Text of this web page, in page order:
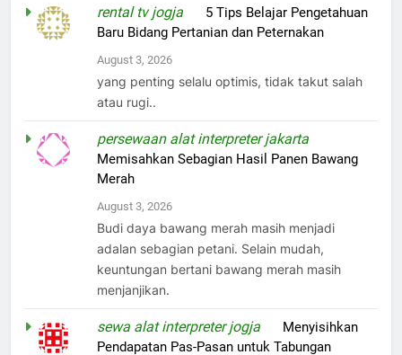
rental tv jogja
5 Tips Belajar Pengetahuan
Baru Bidang Pertanian dan Peternakan
August 3, 2026
yang penting selalu optimis, tidak takut salah
atau rugi..
persewaan alat interpreter jakarta
Memisahkan Sebagian Hasil Panen Bawang
Merah
August 3, 2026
Budi daya bawang merah masih menjadi
adalan sebagian petani. Selain mudah,
keuntungan bertani bawang merah masih
menjanjikan.
sewa alat interpreter jogja
Menyisihkan
Pendapatan Pas-Pasan untuk Tabungan